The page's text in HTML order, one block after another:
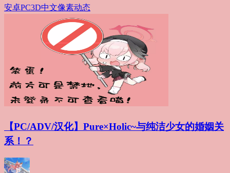
安卓PC3D中文像素动态
【PC/ADV/汉化】Pure×Holic~与纯洁少女的婚姻关
系！？